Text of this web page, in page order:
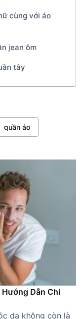
cùng với áo
jean ôm
tây
quần áo
Hướng Dẫn Chi
da không còn là